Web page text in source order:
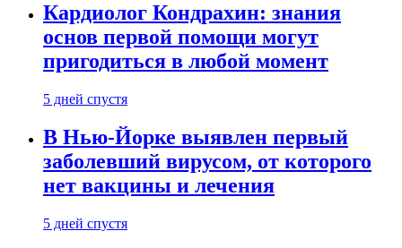
Кардиолог Кондрахин: знания
основ первой помощи могут
пригодиться в любой момент
5 дней спустя
В Нью-Йорке выявлен первый
заболевший вирусом, от которого
нет вакцины и лечения
5 дней спустя